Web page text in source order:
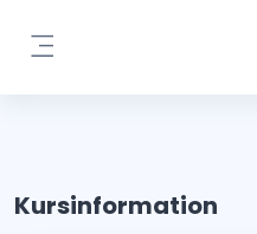
Kursinformation